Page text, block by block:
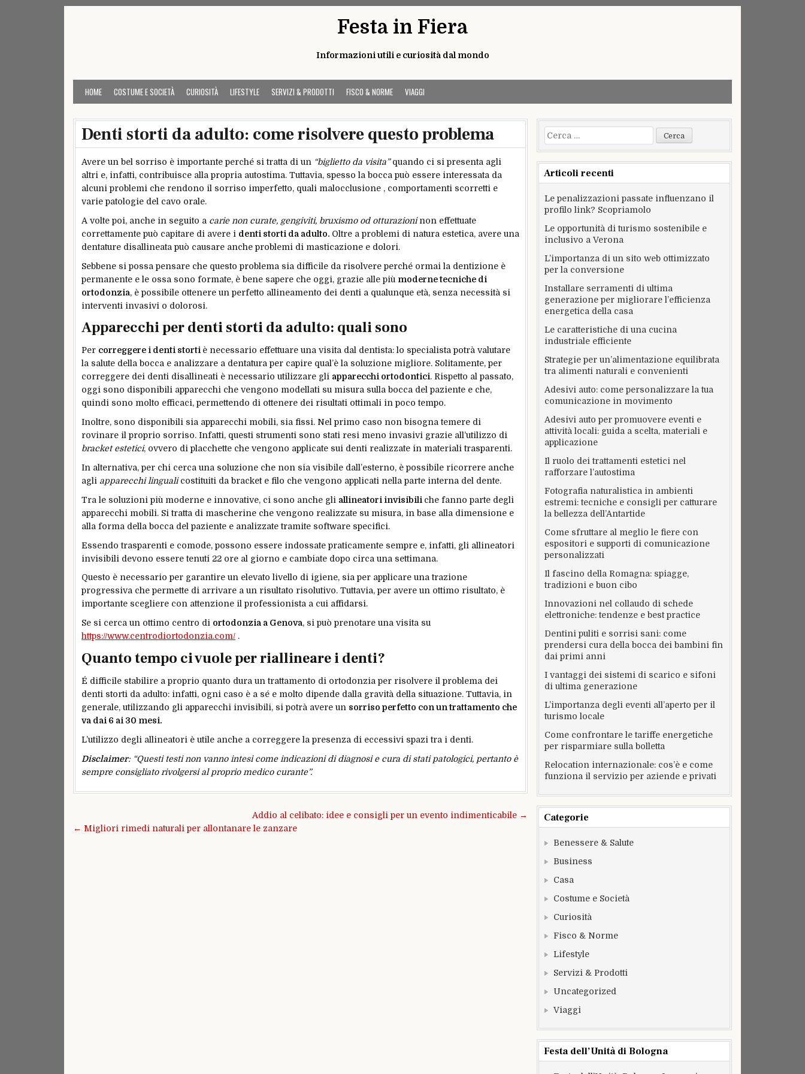
Festa in Fiera
Informazioni utili e curiosità dal mondo
HOME COSTUME E SOCIETÀ CURIOSITÀ LIFESTYLE SERVIZI & PRODOTTI FISCO & NORME VIAGGI
Denti storti da adulto: come risolvere questo problema
Avere un bel sorriso è importante perché si tratta di un “biglietto da visita”quando ci si presenta agli
altri e, infatti, contribuisce alla propria autostima. Tuttavia, spesso la bocca può essere interessata da
alcuni problemi che rendono il sorriso imperfetto, quali malocclusione , comportamenti scorretti e
varie patologie del cavo orale.
A volte poi, anche in seguito a carie non curate, gengiviti, bruxismo od otturazioninon effettuate
correttamente può capitare di avere i denti storti da adulto. Oltre a problemi di natura estetica, avere una
dentature disallineata può causare anche problemi di masticazione e dolori.
Sebbene si possa pensare che questo problema sia difficile da risolvere perché ormai la dentizione è
permanente e le ossa sono formate, è bene sapere che oggi, grazie alle più moderne tecniche di
ortodonzia, è possibile ottenere un perfetto allineamento dei denti a qualunque età, senza necessità si
interventi invasivi o dolorosi.
Apparecchi per denti storti da adulto: quali sono
Per correggere i denti storti è necessario effettuare una visita dal dentista: lo specialista potrà valutare
la salute della bocca e analizzare a dentatura per capire qual’è la soluzione migliore. Solitamente, per
correggere dei denti disallineati è necessario utilizzare gli apparecchi ortodontici. Rispetto al passato,
oggi sono disponibili apparecchi che vengono modellati su misura sulla bocca del paziente e che,
quindi sono molto efficaci, permettendo di ottenere dei risultati ottimali in poco tempo.
Inoltre, sono disponibili sia apparecchi mobili, sia fissi. Nel primo caso non bisogna temere di
rovinare il proprio sorriso. Infatti, questi strumenti sono stati resi meno invasivi grazie all’utilizzo di
bracket estetici, ovvero di placchette che vengono applicate sui denti realizzate in materiali trasparenti.
In alternativa, per chi cerca una soluzione che non sia visibile dall’esterno, è possibile ricorrere anche
agli apparecchi lingualicostituiti da bracket e filo che vengono applicati nella parte interna del dente.
Tra le soluzioni più moderne e innovative, ci sono anche gli allineatori invisibili che fanno parte degli
apparecchi mobili. Si tratta di mascherine che vengono realizzate su misura, in base alla dimensione e
alla forma della bocca del paziente e analizzate tramite software specifici.
Essendo trasparenti e comode, possono essere indossate praticamente sempre e, infatti, gli allineatori
invisibili devono essere tenuti 22 ore al giorno e cambiate dopo circa una settimana.
Questo è necessario per garantire un elevato livello di igiene, sia per applicare una trazione
progressiva che permette di arrivare a un risultato risolutivo. Tuttavia, per avere un ottimo risultato, è
importante scegliere con attenzione il professionista a cui affidarsi.
Se si cerca un ottimo centro di ortodonzia a Genova, si può prenotare una visita su
https://www.centrodiortodonzia.com/ .
Quanto tempo ci vuole per riallineare i denti?
É difficile stabilire a proprio quanto dura un trattamento di ortodonzia per risolvere il problema dei
denti storti da adulto: infatti, ogni caso è a sé e molto dipende dalla gravità della situazione. Tuttavia, in
generale, utilizzando gli apparecchi invisibili, si potrà avere un sorriso perfetto con un trattamento che
va dai 6 ai 30 mesi.
L’utilizzo degli allineatori è utile anche a correggere la presenza di eccessivi spazi tra i denti.
Disclaimer: “Questi testi non vanno intesi come indicazioni di diagnosi e cura di stati patologici, pertanto è
sempre consigliato rivolgersi al proprio medico curante”.
articoli
Addio al celibato: idee e consigli per un evento indimenticabile →
← Migliori rimedi naturali per allontanare le zanzare
Ricerca
per:
Articoli recenti
Le penalizzazioni passate influenzano il
profilo link? Scopriamolo
Le opportunità di turismo sostenibile e
inclusivo a Verona
L’importanza di un sito web ottimizzato
per la conversione
Installare serramenti di ultima
generazione per migliorare l’efficienza
energetica della casa
Le caratteristiche di una cucina
industriale efficiente
Strategie per un’alimentazione equilibrata
tra alimenti naturali e convenienti
Adesivi auto: come personalizzare la tua
comunicazione in movimento
Adesivi auto per promuovere eventi e
attività locali: guida a scelta, materiali e
applicazione
Il ruolo dei trattamenti estetici nel
rafforzare l’autostima
Fotografia naturalistica in ambienti
estremi: tecniche e consigli per catturare
la bellezza dell’Antartide
Come sfruttare al meglio le fiere con
espositori e supporti di comunicazione
personalizzati
Il fascino della Romagna: spiagge,
tradizioni e buon cibo
Innovazioni nel collaudo di schede
elettroniche: tendenze e best practice
Dentini puliti e sorrisi sani: come
prendersi cura della bocca dei bambini fin
dai primi anni
I vantaggi dei sistemi di scarico e sifoni
di ultima generazione
L’importanza degli eventi all’aperto per il
turismo locale
Come confrontare le tariffe energetiche
per risparmiare sulla bolletta
Relocation internazionale: cos’è e come
funziona il servizio per aziende e privati
Categorie
Benessere & Salute
Business
Casa
Costume e Società
Curiosità
Fisco & Norme
Lifestyle
Servizi & Prodotti
Uncategorized
Viaggi
Festa dell’Unità di Bologna